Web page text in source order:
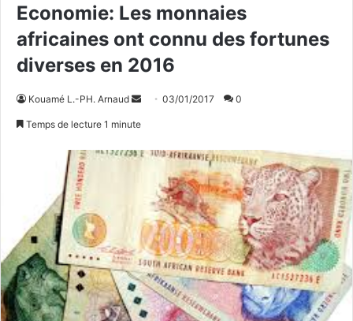
Economie: Les monnaies
africaines ont connu des fortunes
diverses en 2016
Kouamé L.-PH. Arnaud
o
u
n
c
o
u
03/01/2017 0
Temps de lecture 1 minute